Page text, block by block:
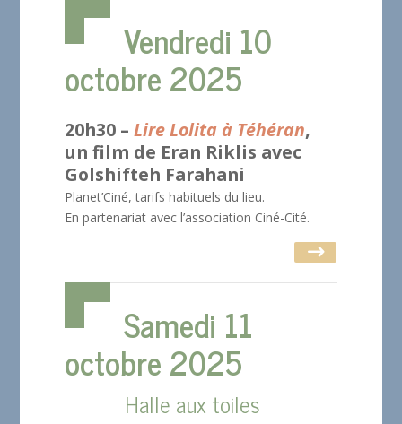
Vendredi 10
octobre 2025
20h30 –Lire Lolita à Téhéran,
un film de Eran Riklis avec
Golshifteh Farahani
Planet’Ciné, tarifs habituels du lieu.
En partenariat avec l’association Ciné-Cité.
Samedi 11
octobre 2025
Halle aux toiles